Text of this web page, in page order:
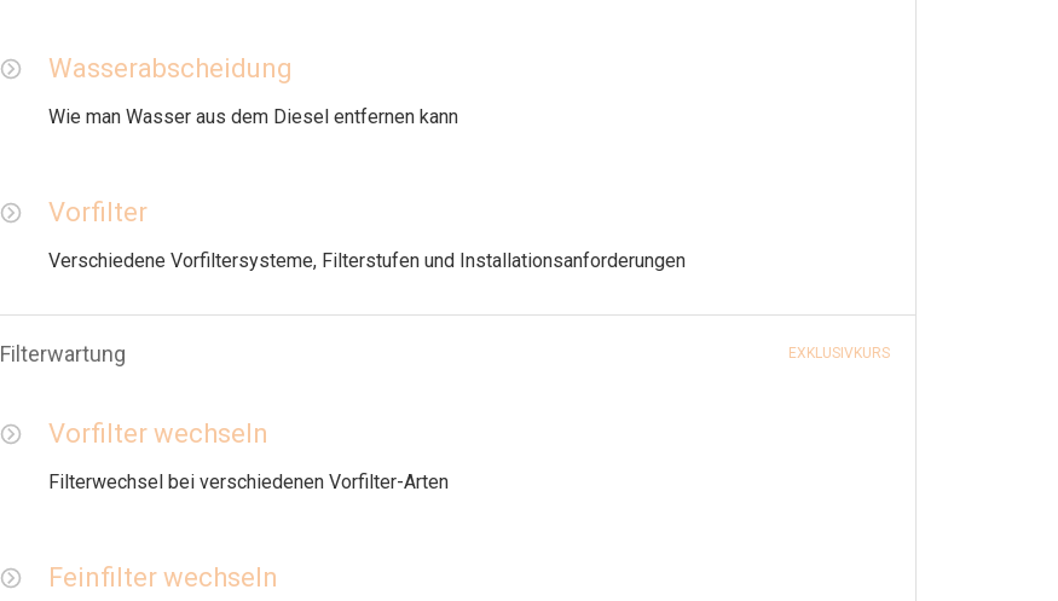
Wasserabscheidung
Wie man Wasser aus dem Diesel entfernen kann
Vorfilter
Verschiedene Vorfiltersysteme, Filterstufen und Installationsanforderungen
Filterwartung EXKLUSIVKURS
Vorfilter wechseln
Filterwechsel bei verschiedenen Vorfilter-Arten
Feinfilter wechseln